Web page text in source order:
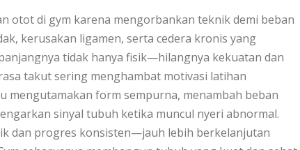
otot di gym karena mengorbankan teknik demi beban
kerusakan ligamen, serta cedera kronis yang
tidak hanya fisik—hilangnya kekuatan dan
takut sering menghambat motivasi latihan
mengutamakan form sempurna, menambah beban
sinyal tubuh ketika muncul nyeri abnormal.
dan progres konsisten—jauh lebih berkelanjutan